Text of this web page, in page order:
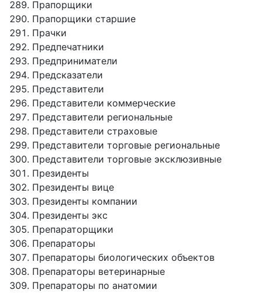
Прапорщики
Прапорщики старшие
Прачки
Предпечатники
Предприниматели
Предсказатели
Представители
Представители коммерческие
Представители региональные
Представители страховые
Представители торговые региональные
Представители торговые эксклюзивные
Президенты
Президенты вице
Президенты компании
Президенты экс
Препараторщики
Препараторы
Препараторы биологических объектов
Препараторы ветеринарные
Препараторы по анатомии